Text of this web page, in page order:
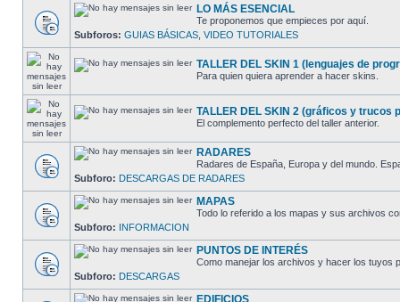
LO MÁS ESENCIAL
Te proponemos que empieces por aquí.
Subforos: GUIAS BÁSICAS VIDEO TUTORIALES
TALLER DEL SKIN 1 (lenguajes de
Para quien quiera aprender a hacer skins.
TALLER DEL SKIN 2 (gráficos y trucos
El complemento perfecto del taller anterior.
RADARES
Radares de España, Europa y del mundo.
Subforo: DESCARGAS DE RADARES
MAPAS
Todo lo referido a los mapas y sus archivos
Subforo: INFORMACION
PUNTOS DE INTERÉS
Como manejar los archivos y hacer los tuyos
Subforo: DESCARGAS
EDIFICIOS